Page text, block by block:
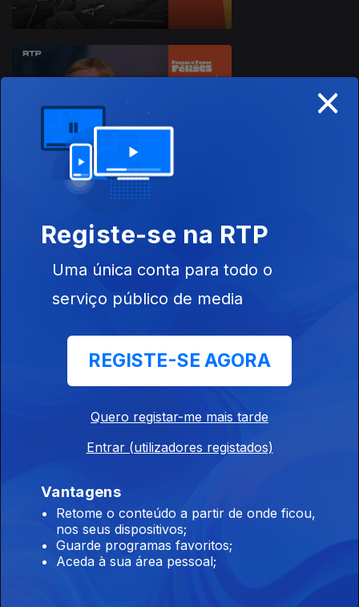
21 mai. 2026
17 mai. 2026
01 mai. 2026
×
Registe-se na RTP
Uma única conta para todo o
serviço público de media
REGISTE-SE AGORA
Quero registar-me mais tarde
Entrar (utilizadores registados)
Vantagens
Retome o conteúdo a partir de onde ficou,
nos seus dispositivos;
Guarde programas favoritos;
Aceda à sua área pessoal;